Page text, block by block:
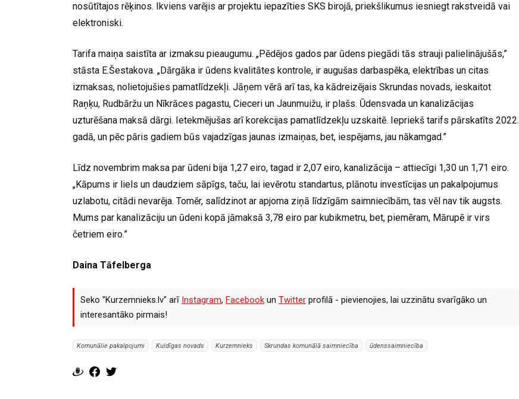
nosūtītajos rēķinos. Ikviens varējis ar projektu iepazīties SKS birojā, priekšlikumus iesniegt rakstveidā vai
elektroniski.
Tarifa maiņa saistīta ar izmaksu pieaugumu. „Pēdējos gados par ūdens piegādi tās strauji palielinājušās,”
stāsta E.Šestakova. „Dārgāka ir ūdens kvalitātes kontrole, ir augušas darbaspēka, elektrības un citas
izmaksas, nolietojušies pamatlīdzekļi. Jāņem vērā arī tas, ka kādreizējais Skrundas novads, ieskaitot
Raņķu, Rudbāržu un Nīkrāces pagastu, Cieceri un Jaunmuižu, ir plašs. Ūdensvada un kanalizācijas
uzturēšana maksā dārgi. Ietekmējušas arī korekcijas pamatlīdzekļu uzskaitē. Iepriekš tarifs pārskatīts 2022.
gadā, un pēc pāris gadiem būs vajadzīgas jaunas izmaiņas, bet, iespējams, jau nākamgad.”
Līdz novembrim maksa par ūdeni bija 1,27 eiro, tagad ir 2,07 eiro, kanalizācija – attiecīgi 1,30 un 1,71 eiro.
„Kāpums ir liels un daudziem sāpīgs, taču, lai ievērotu standartus, plānotu investīcijas un pakalpojumus
uzlabotu, citādi nevarēja. Tomēr, salīdzinot ar apjoma ziņā līdzīgām saimniecībām, tas vēl nav tik augsts.
Mums par kanalizāciju un ūdeni kopā jāmaksā 3,78 eiro par kubikmetru, bet, piemēram, Mārupē ir virs
četriem eiro.”
Daina Tāfelberga
Seko "Kurzemnieks.lv" arī Instagram, Facebook un Twitter profilā - pievienojies, lai uzzinātu svarīgāko un
interesantāko pirmais!
Komunālie pakalpojumi Kuldīgas novads Kurzemnieks Skrundas komunālā saimniecība ūdenssaimniecība